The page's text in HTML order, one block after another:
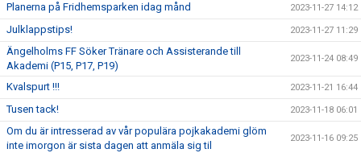
Planerna på Fridhemsparken idag månd 2023-11-27 14:12
Julklappstips! 2023-11-27 11:29
Ängelholms FF Söker Tränare och Assisterande till
Akademi (P15, P17, P19)
2023-11-24 08:49
Kvalspurt !!! 2023-11-21 16:44
Tusen tack! 2023-11-18 06:01
Om du är intresserad av vår populära pojkakademi glöm
inte imorgon är sista dagen att anmäla sig til
2023-11-16 09:25